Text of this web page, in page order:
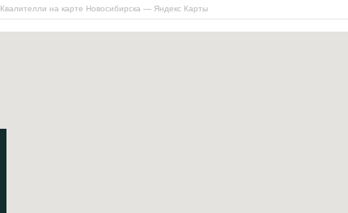
Квалителли на карте Новосибирска — Яндекс Карты